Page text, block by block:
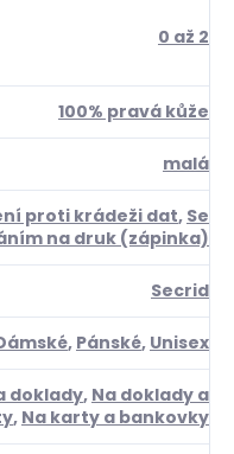
0 až 2
100% pravá kůže
malá
proti krádeži dat, Se
na druk (zápinka)
Secrid
, Pánské, Unisex
doklady, Na doklady a
, Na karty a bankovky